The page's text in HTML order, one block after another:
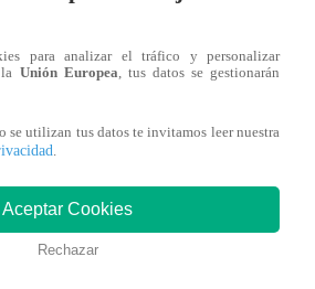
– Programa
te puede
para analizar el tráfico y personalizar
Unión Europea, tus datos se gestionarán
se utilizan tus datos te invitamos leer nuestra
.
Aceptar Cookies
Rechazar